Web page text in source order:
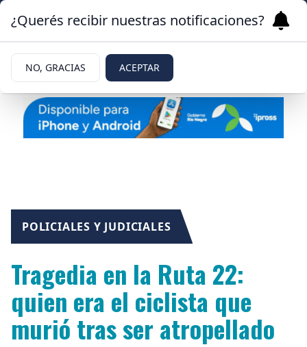
POLICIALES Y JUDICIALES
Tragedia en la Ruta 22:
quien era el ciclista que
murió tras ser atropellado
¿Querés recibir nuestras notificaciones?
NO, GRACIAS ACEPTAR